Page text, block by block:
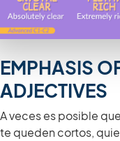
EMPHASIS
ADJECTIVES
A veces es posible
te queden cortos,